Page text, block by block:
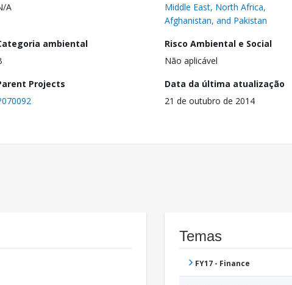
A
Middle East, North Africa,
Afghanistan, and Pakistan
ambiental
Risco Ambiental e Social
Não aplicável
Projects
Data da última atualização
21 de outubro de 2014
Temas
FY17 - Finance